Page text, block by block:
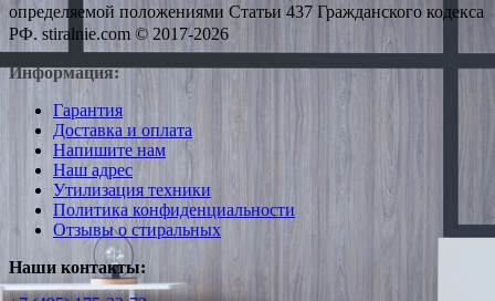
определяемой положениями Статьи 437 Гражданского кодекса
РФ. stiralnie.com © 2017-2026
Информация:
Гарантия
Доставка и оплата
Напишите нам
Наш адрес
Утилизация техники
Политика конфиденциальности
Отзывы о стиральных
Наши контакты: